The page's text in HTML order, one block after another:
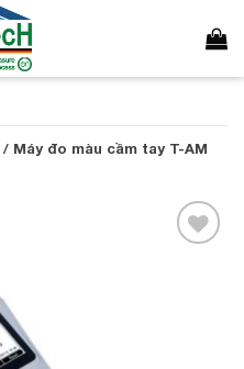
/ Máy đo màu cầm tay T-AM